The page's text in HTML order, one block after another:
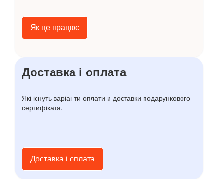
Як це працює
Доставка і оплата
Які існуть варіанти оплати и доставки подарункового
сертифіката.
Доставка і оплата